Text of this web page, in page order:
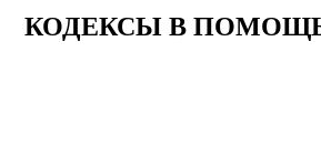
КОДЕКСЫ В